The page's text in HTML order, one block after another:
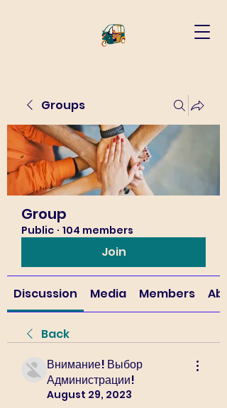
Groups
Group
Public · 104 members
Join
Discussion Media Members
Back
Внимание! Выбор
Администрации!
August 29, 2023